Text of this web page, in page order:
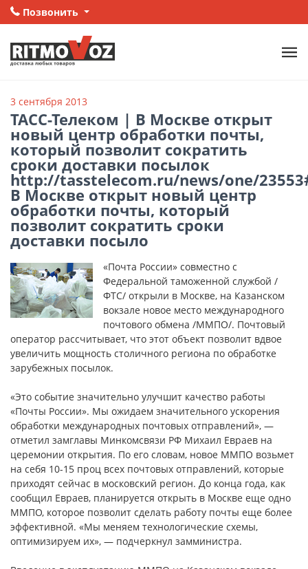
Позвонить
3 сентября 2013
ТАСС-Телеком | В Москве открыт
новый центр обработки почты,
который позволит сократить
сроки доставки посылок
http://tasstelecom.ru/news/one/
В Москве открыт новый центр
обработки почты, который
позволит сократить сроки
доставки посыло
«Почта России» совместно с
Федеральной таможенной службой /
ФТС/ открыли в Москве, на Казанском
вокзале новое место международного
почтового обмена /ММПО/. Почтовый
оператор рассчитывает, что этот объект позволит вдвое
увеличить мощность столичного региона по обработке
зарубежных посылок.
«Это событие значительно улучшит качество работы
«Почты России». Мы ожидаем значительного ускорения
обработки международных почтовых отправлений», —
отметил замглавы Минкомсвязи РФ Михаил Евраев на
церемонии открытия. По его словам, новое ММПО возьмет
на себя 10-15 проц всех почтовых отправлений, которые
приходят сейчас в московский регион. До конца года, как
сообщил Евраев, планируется открыть в Москве еще одно
ММПО, которое позволит сделать работу почты еще более
эффективной. «Мы меняем технологические схемы,
оптимизируем их», — подчеркнул замминистра.